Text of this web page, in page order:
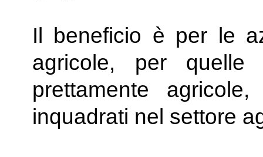
Il beneficio è per le
agricole, per quelle
prettamente
inquadrati nel settore